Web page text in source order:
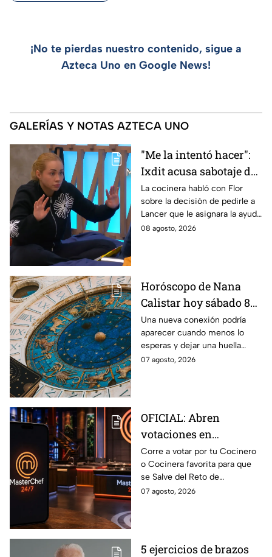
¡No te pierdas nuestro contenido, sigue a
Azteca Uno en Google News!
GALERÍAS Y NOTAS AZTECA UNO
"Me la intentó hacer":
Ixdit acusa sabotaje de
Ramahá en la pasada
gala de salvación de
MasterChef 24/7
La cocinera habló con Flor
sobre la decisión de pedirle a
Lancer que le asignara la ayuda
de Ramahá y no la de Daniela
08 agosto, 2026
Horóscopo de Nana
Calistar hoy sábado 8
de agosto del 2026 para
cada signo; una
conexión inesperada
podría transformar tus
Una nueva conexión podría
aparecer cuando menos lo
esperas y dejar una huella
importante.
07 agosto, 2026
OFICIAL: Abren
votaciones en
MasterChef 24/7 para
que salves a un
Cocinero del Reto de
Eliminación de este
Corre a votar por tu Cocinero
o Cocinera favorita para que
se Salve del Reto de
Eliminación de MasterChef
07 agosto, 2026
5 ejercicios de brazos